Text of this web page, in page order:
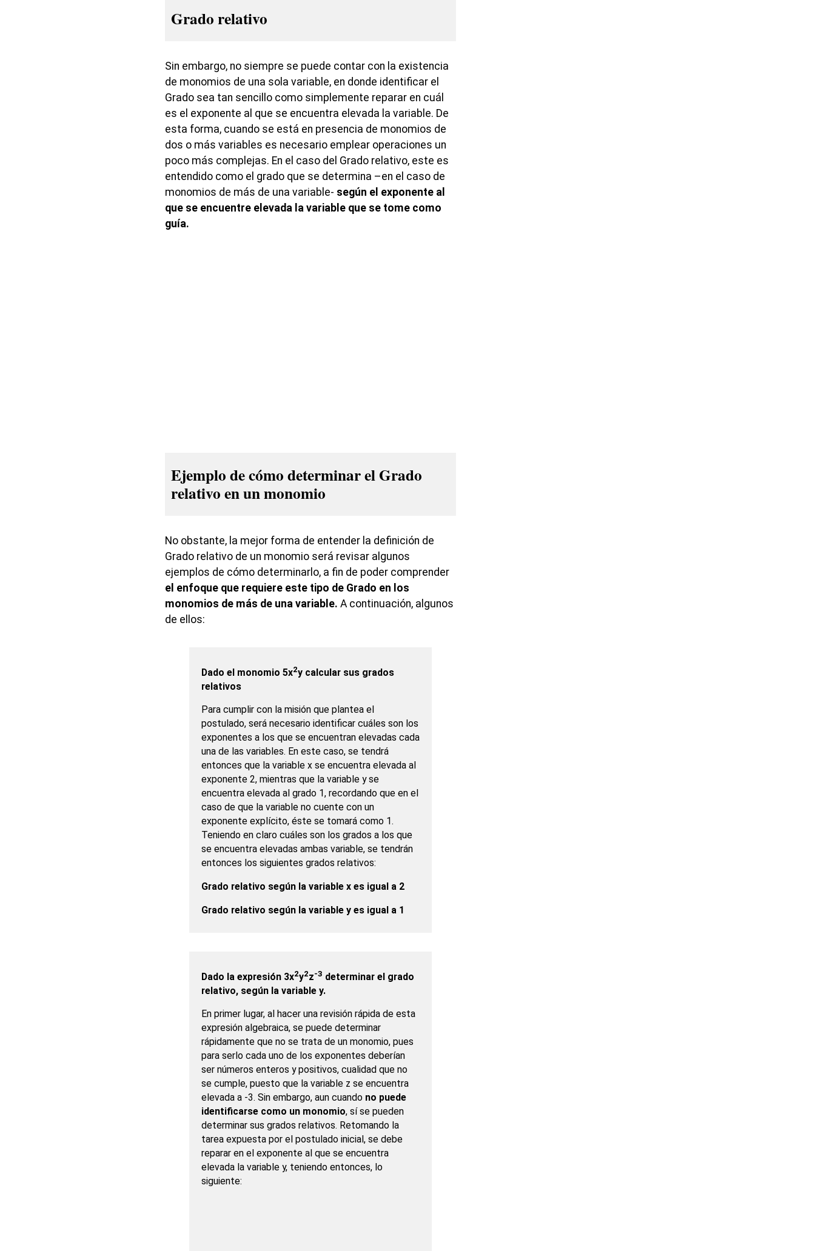
Grado relativo
Sin embargo, no siempre se puede contar con la existencia
de monomios de una sola variable, en donde identificar el
Grado sea tan sencillo como simplemente reparar en cuál
es el exponente al que se encuentra elevada la variable. De
esta forma, cuando se está en presencia de monomios de
dos o más variables es necesario emplear operaciones un
poco más complejas. En el caso del Grado relativo, este es
entendido como el grado que se determina –en el caso de
monomios de más de una variable- según el exponente al
que se encuentre elevada la variable que se tome como
guía.
Ejemplo de cómo determinar el Grado
relativo en un monomio
No obstante, la mejor forma de entender la definición de
Grado relativo de un monomio será revisar algunos
ejemplos de cómo determinarlo, a fin de poder comprender
el enfoque que requiere este tipo de Grado en los
monomios de más de una variable. A continuación, algunos
de ellos:
Dado el monomio 5x2y calcular sus grados
relativos
Para cumplir con la misión que plantea el
postulado, será necesario identificar cuáles son los
exponentes a los que se encuentran elevadas cada
una de las variables. En este caso, se tendrá
entonces que la variable x se encuentra elevada al
exponente 2, mientras que la variable y se
encuentra elevada al grado 1, recordando que en el
caso de que la variable no cuente con un
exponente explícito, éste se tomará como 1.
Teniendo en claro cuáles son los grados a los que
se encuentra elevadas ambas variable, se tendrán
entonces los siguientes grados relativos:
Grado relativo según la variable x es igual a 2
Grado relativo según la variable y es igual a 1
Dado la expresión 3x2y2z-3 determinar el grado
relativo, según la variable y.
En primer lugar, al hacer una revisión rápida de esta
expresión algebraica, se puede determinar
rápidamente que no se trata de un monomio, pues
para serlo cada uno de los exponentes deberían
ser números enteros y positivos, cualidad que no
se cumple, puesto que la variable z se encuentra
elevada a -3. Sin embargo, aun cuando no puede
identificarse como un monomio, sí se pueden
determinar sus grados relativos. Retomando la
tarea expuesta por el postulado inicial, se debe
reparar en el exponente al que se encuentra
elevada la variable y, teniendo entonces, lo
siguiente: